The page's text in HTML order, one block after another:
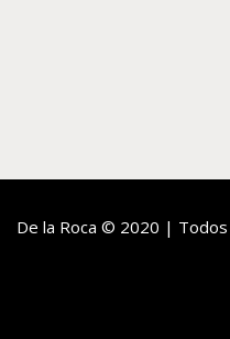
De la Roca © 2020 | Todos